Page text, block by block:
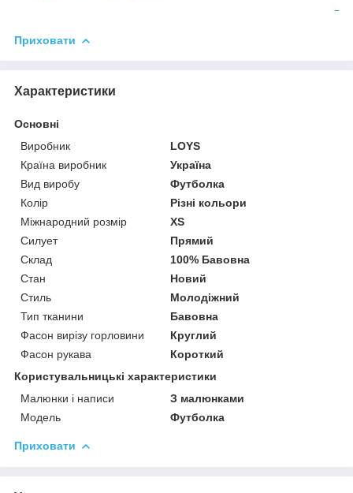
Приховати
Характеристики
Основні
Виробник
LOYS
Країна виробник
Україна
Вид виробу
Футболка
Колір
Різні кольори
Міжнародний розмір
XS
Силует
Прямий
Склад
100% Бавовна
Стан
Новий
Стиль
Молодіжний
Тип тканини
Бавовна
Фасон вирізу горловини
Круглий
Фасон рукава
Короткий
Користувальницькі характеристики
Малюнки і написи
З малюнками
Модель
Футболка
Приховати